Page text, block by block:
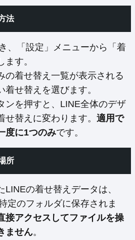
法
、「設定」メニューから「着
す。
の着せ替え一覧が表示される
着せ替えを選びます。
ンを押すと、LINE全体のデザ
せ替えに変わります。 適用で
度に1つのみです。
所
LINEの着せ替えデータは、
定のフォルダに保存されま
接アクセスしてファイルを操
ません。